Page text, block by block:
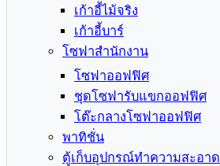
เก้าอี้ไม้จริง
เก้าอี้บาร์
โซฟาสำนักงาน
โซฟาออฟฟิศ
ชุดโซฟารับแขกออฟฟิศ
โต๊ะกลางโซฟาออฟฟิศ
พาทิชั่น
ตู้เก็บอุปกรณ์ทำความสะอาด